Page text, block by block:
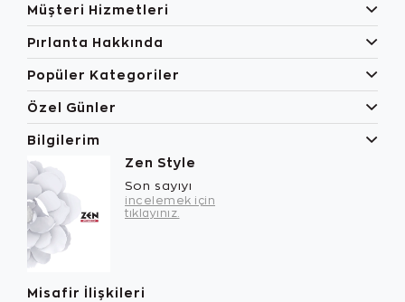
Müşteri Hizmetleri
Pırlanta Hakkında
Popüler Kategoriler
Özel Günler
Bilgilerim
Zen Style
Son sayıyı
incelemek için
tıklayınız.
Misafir İlişkileri